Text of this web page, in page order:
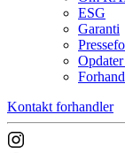
ESG
Garanti
Kontakt forhandler